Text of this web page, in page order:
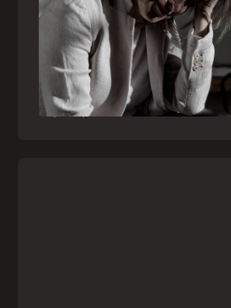
Surtos, tentativas de suicídio
agitação intensa são
médicas e devem receber
especializado pelo telefone
21 julho, 2026